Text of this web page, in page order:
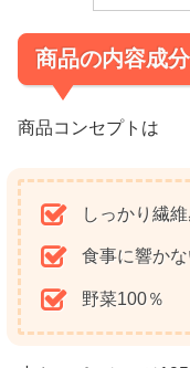
商品の内容成
商品コンセプトは
しっかり繊
食事に響か
野菜100％